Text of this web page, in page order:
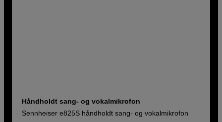
Håndholdt sang- og vokalmikrofon
Sennheiser e825S håndholdt sang- og vokalmikrofon